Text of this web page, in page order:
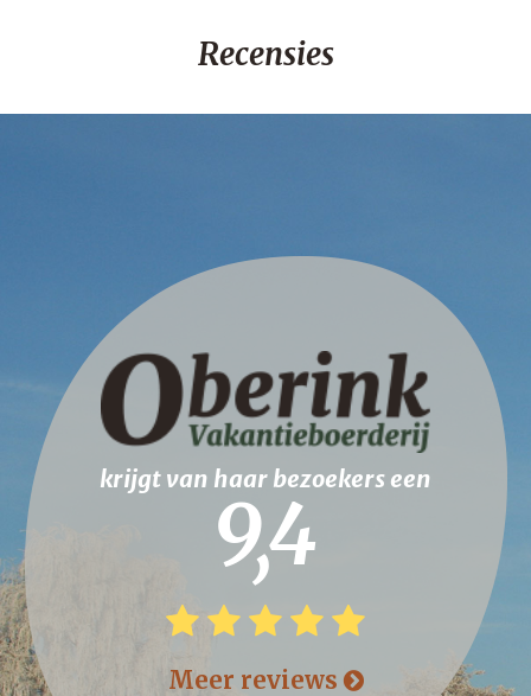
Recensies
krijgt van haar bezoekers een
9,4
Meer reviews